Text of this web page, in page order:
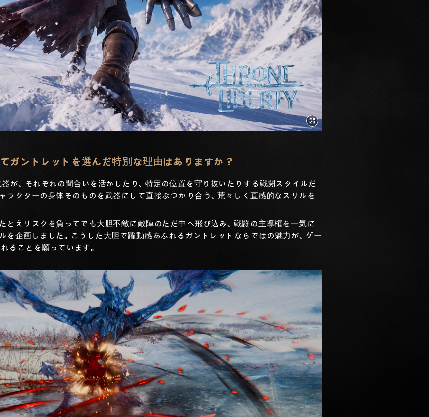
ガントレットを選んだ特別な理由はありますか？
が、それぞれの間合いを活かしたり、特定の位置を守り抜いたりする戦闘スタイルだ
ラクターの身体そのものを武器にして直接ぶつかり合う、荒々しく直感的なスリルを
とえリスクを負ってでも大胆不敵に敵陣のただ中へ飛び込み、戦闘の主導権を一気に
を企画しました。こうした大胆で躍動感あふれるガントレットならではの魅力が、ゲー
ることを願っています。